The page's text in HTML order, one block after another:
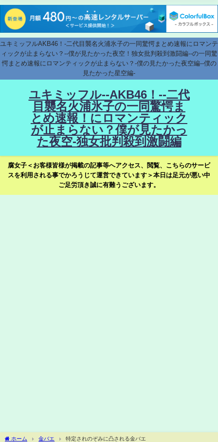
ユキミッフルAKB46！-二代目襲名火浦氷子の一同驚愕まとめ速報にロマンテ
ィックが止まらない？--僕が見たかった夜空！独女批判殺到激闘編--の一同驚
愕まとめ速報にロマンティックが止まらない？-僕の見たかった夜空編--僕の
見たかった星空編-
ユキミッフル--AKB46！--二代
目襲名火浦氷子の一同驚愕ま
とめ速報！にロマンティック
が止まらない？僕が見たかっ
た夜空-独女批判殺到激闘編
腐女子＜お客様皆様が掲載の記事等へアクセス、閲覧、こちらのサービ
スを利用される事でかろうじて運営できています＞本日は足元が悪い中
ご足労頂き誠に有難うございます。
ホーム 金バエ 特定されのぞみに凸される金バエ